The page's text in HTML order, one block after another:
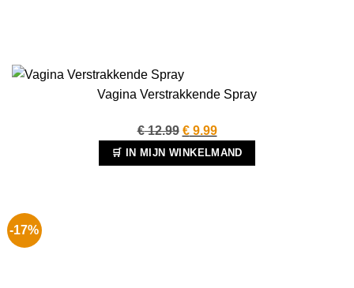
Vagina Verstrakkende Spray
€12.99 Oorspronkelijke
prijs
was:
€9.99Huidige
prijs
is:
🛒 IN MIJN WINKELMAND
-17%